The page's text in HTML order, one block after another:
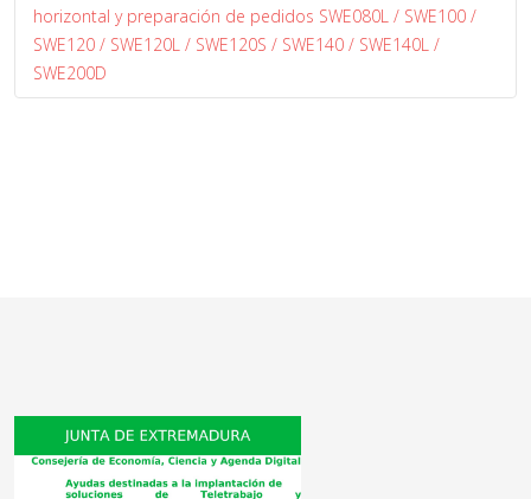
horizontal y preparación de pedidos SWE080L / SWE100 /
SWE120 / SWE120L / SWE120S / SWE140 / SWE140L /
SWE200D